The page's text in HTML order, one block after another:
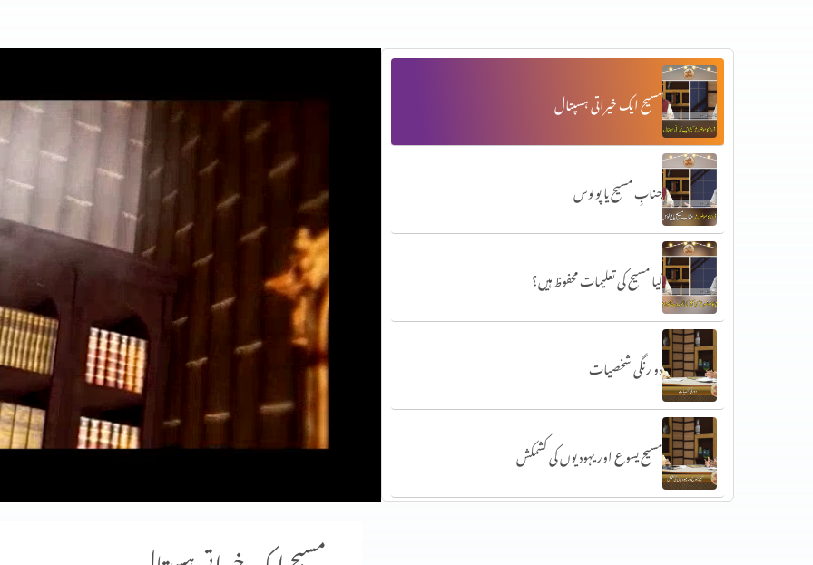
مسیح ایک خیراتی ہسپتال
جنابِ مسیح یا پولوس
کیا مسیح کی تعلیمات محفوظ ہیں؟
دو رنگی شخصیات
مسیح یسوع اور یہودیوں کی کشمکش